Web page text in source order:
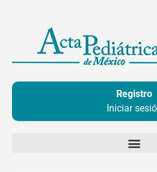
contenido
Registro
Iniciar